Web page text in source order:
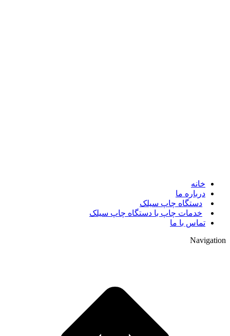
خانه
درباره ما
دستگاه چاپ سیلک
خدمات چاپ با دستگاه چاپ سیلک
تماس با ما
Navigation